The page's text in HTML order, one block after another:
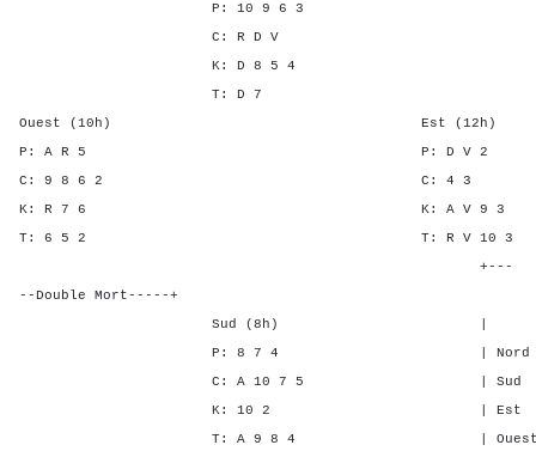
P: 10 9 6 3
C: R D V
K: D 8 5 4
T: D 7
Ouest (10h) Est (12h)
P: A R 5 P: D
C: 9 8 6 2 C:
K: R 7 6 K: A V
T: 6 5 2 T: R V
+---
--Double Mort-----+
Sud (8h) | SA P C
P: 8 7 4 | Nord - -
C: A 10 7 5 | Sud -
K: 10 2 | Est 2 2
T: A 9 8 4 | Ouest 2 2